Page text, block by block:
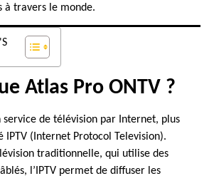
à travers le monde.
Atlas Pro ONTV ?
service de télévision par Internet, plus
IPTV (Internet Protocol Television).
traditionnelle, qui utilise des
l’IPTV permet de diffuser les